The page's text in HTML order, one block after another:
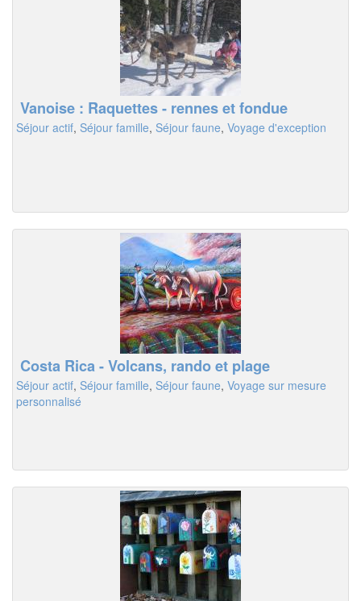
Vanoise : Raquettes - rennes et fondue
Séjour actif, Séjour famille, Séjour faune, Voyage d'exception
Costa Rica - Volcans, rando et plage
Séjour actif, Séjour famille, Séjour faune, Voyage sur mesure
personnalisé